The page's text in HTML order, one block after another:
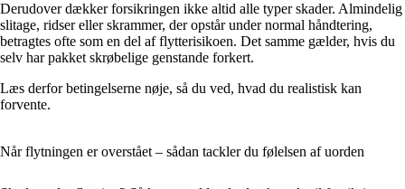
Derudover dækker forsikringen ikke altid alle typer skader. Almindelig
slitage, ridser eller skrammer, der opstår under normal håndtering,
betragtes ofte som en del af flytterisikoen. Det samme gælder, hvis du
selv har pakket skrøbelige genstande forkert.
Læs derfor betingelserne nøje, så du ved, hvad du realistisk kan
forvente.
Når flytningen er overstået – sådan tackler du følelsen af uorden